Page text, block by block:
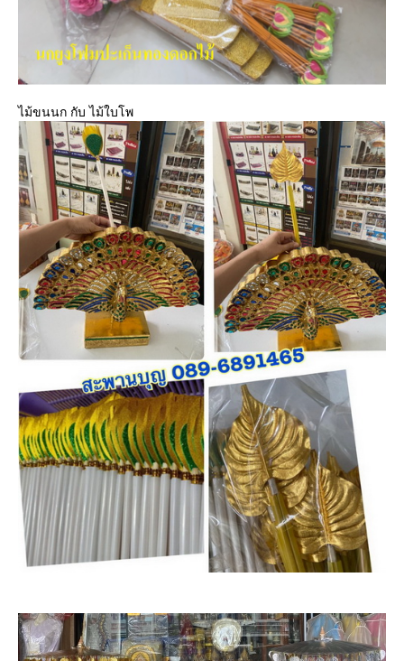
ไม้ขนนก กับ ไม้ใบโพ